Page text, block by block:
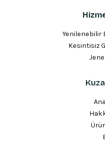
Yenilenebilir
Kesintisiz